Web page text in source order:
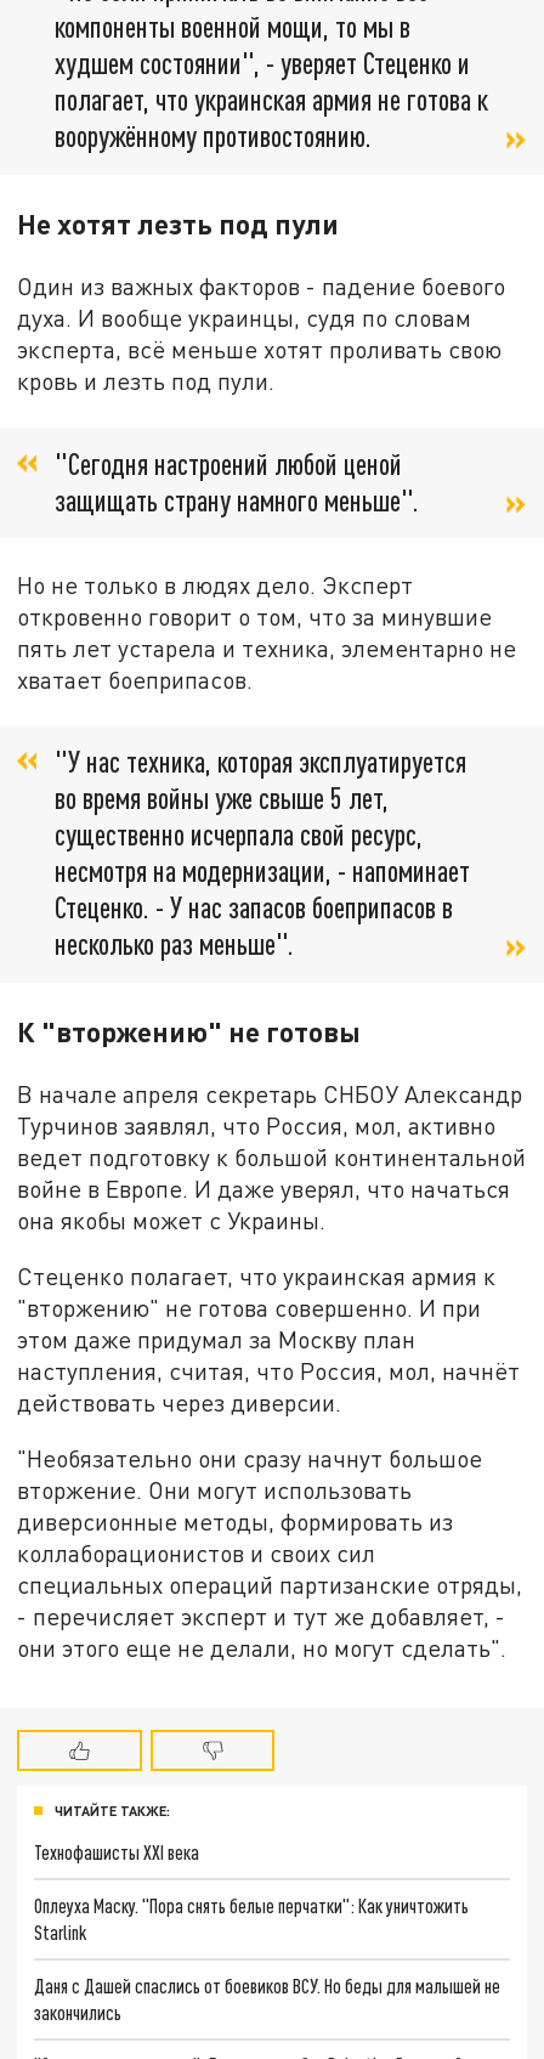
компоненты военной мощи, то мы в
худшем состоянии", - уверяет Стеценко и
полагает, что украинская армия не готова к
вооружённому противостоянию.
Не хотят лезть под пули
Один из важных факторов - падение боевого
духа. И вообще украинцы, судя по словам
эксперта, всё меньше хотят проливать свою
кровь и лезть под пули.
"Сегодня настроений любой ценой
защищать страну намного меньше".
Но не только в людях дело. Эксперт
откровенно говорит о том, что за минувшие
пять лет устарела и техника, элементарно не
хватает боеприпасов.
"У нас техника, которая эксплуатируется
во время войны уже свыше 5 лет,
существенно исчерпала свой ресурс,
несмотря на модернизации, - напоминает
Стеценко. - У нас запасов боеприпасов в
несколько раз меньше".
К "вторжению" не готовы
В начале апреля секретарь СНБОУ Александр
Турчинов заявлял, что Россия, мол, активно
ведет подготовку к большой континентальной
войне в Европе. И даже уверял, что начаться
она якобы может с Украины.
Стеценко полагает, что украинская армия к
"вторжению" не готова совершенно. И при
этом даже придумал за Москву план
наступления, считая, что Россия, мол, начнёт
действовать через диверсии.
"Необязательно они сразу начнут большое
вторжение. Они могут использовать
диверсионные методы, формировать из
коллаборационистов и своих сил
специальных операций партизанские отряды,
- перечисляет эксперт и тут же добавляет, -
они этого еще не делали, но могут сделать".
ЧИТАЙТЕ ТАКЖЕ:
Технофашисты XXI века
Оплеуха Маску. "Пора снять белые перчатки": Как уничтожить
Starlink
Даня с Дашей спаслись от боевиков ВСУ. Но беды для малышей не
закончились